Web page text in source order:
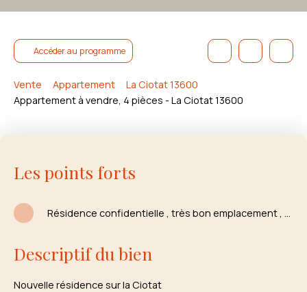
Accéder au programme
Vente Appartement
La Ciotat 13600
Appartement à vendre, 4 pièces - La Ciotat 13600
Les points forts
Résidence confidentielle , très bon emplacement , entourée de verdure
Descriptif du bien
Nouvelle résidence sur la Ciotat